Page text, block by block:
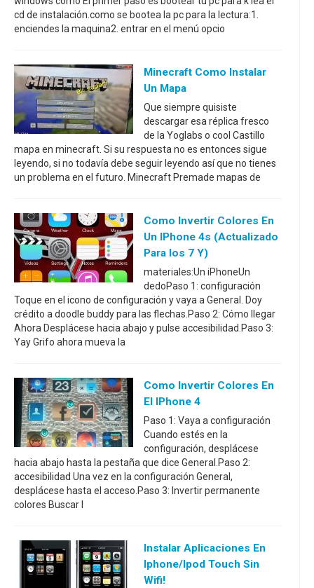
cd de instalación.como se bootea la pc para la lectura:1.
enciendes la maquina2. entrar en el menú opcio
Minecraft Como Instalar
Un Mapa
Que siempre quisiste
descargar esa réplica fresco
de la Yoglabs o cool Castillo
mapa en minecraft. Si su respuesta no es entonces sigue
leyendo, si no todavía debe seguir leyendo así que no tienes
un problema en el futuro. Minecraft Premade mapas de
Como Invertir Colores En
Un IPhone 4s (actualizado
Para Ios 7 Y)
materiales:Un iPhoneUn
dedoPaso 1: configuración
Toque en el icono de configuración y vaya a General. Doy
crédito a doodle buddy para las flechas.Paso 2: Cómo llegar
Ahora Desplácese hacia abajo y pulse accesibilidad.Paso 3:
Yay Grifo ahora mueva la
Como Invertir Colores En
El IPhone 4
Paso 1: Vaya a configuración
Cuando estés en la
configuración, desplácese
hacia abajo hasta la pestaña que dice General.Paso 2:
accesibilidad Una vez en la configuración General,
desplácese hasta el acceso.Paso 3: Invertir permanente
colores Buscar l
Instalar Aplicaciones En
Iphone/Ipod Touch Sin
Wifi!